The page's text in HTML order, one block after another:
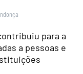
para a
a pessoas e